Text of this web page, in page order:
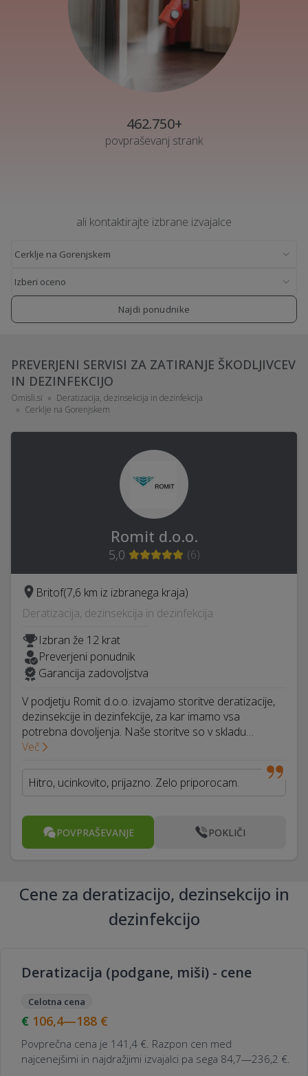
462.750+
povpraševanj strank
ali kontaktirajte izbrane izvajalce
Najdi ponudnike
PREVERJENI SERVISI ZA ZATIRANJE ŠKODLJIVCEV
IN DEZINFEKCIJO
Omisli.si
Deratizacija, dezinsekcija in dezinfekcija
Cerklje na Gorenjskem
Romit d.o.o.
5,0 (6)
Britof(7,6 km iz izbranega kraja)
Deratizacija, dezinsekcija in dezinfekcija
Izbran že 12 krat
Preverjeni ponudnik
Garancija zadovoljstva
V podjetju Romit d.o.o. izvajamo storitve deratizacije,
dezinsekcije in dezinfekcije, za kar imamo vsa
potrebna dovoljenja. Naše storitve so v skladu…
Več
Hitro, ucinkovito, prijazno. Zelo priporocam.
POVPRAŠEVANJE POKLIČI
Cene za deratizacijo, dezinsekcijo in
dezinfekcijo
Deratizacija (podgane, miši) - cene
Celotna cena
106,4—188 €
Povprečna cena je 141,4 €. Razpon cen med
najcenejšimi in najdražjimi izvajalci pa sega 84,7—236,2 €.